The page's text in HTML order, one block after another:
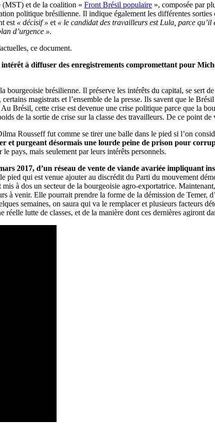
(MST) et de la coalition « Front Brésil populaire », composée par
politique brésilienne. Il indique également les différentes
est « décisif » et « le candidat des travailleurs est Lula, parce
d’urgence ».
ce document.
à diffuser des enregistrements compromettant pour
bourgeoisie brésilienne. Il préserve les intérêts du capital, se sert
magistrats et l’ensemble de la presse. Ils savent que le
Brésil, cette crise est devenue une crise politique parce que la
de la sortie de crise sur la classe des travailleurs. De ce point de
Rousseff fut comme se tirer une balle dans le pied si l’on
et purgeant désormais une lourde peine de prison pour
pays, mais seulement par leurs intérêts personnels.
2017, d’un réseau de vente de viande avariée impliquant
pied qui est venue ajouter au discrédit du Parti du mouvement
à dos un secteur de la bourgeoisie agro-exportatrice.
à venir. Elle pourrait prendre la forme de la démission de Temer,
semaines, on saura qui va le remplacer et plusieurs facteurs
réelle lutte de classes, et de la manière dont ces dernières agiront